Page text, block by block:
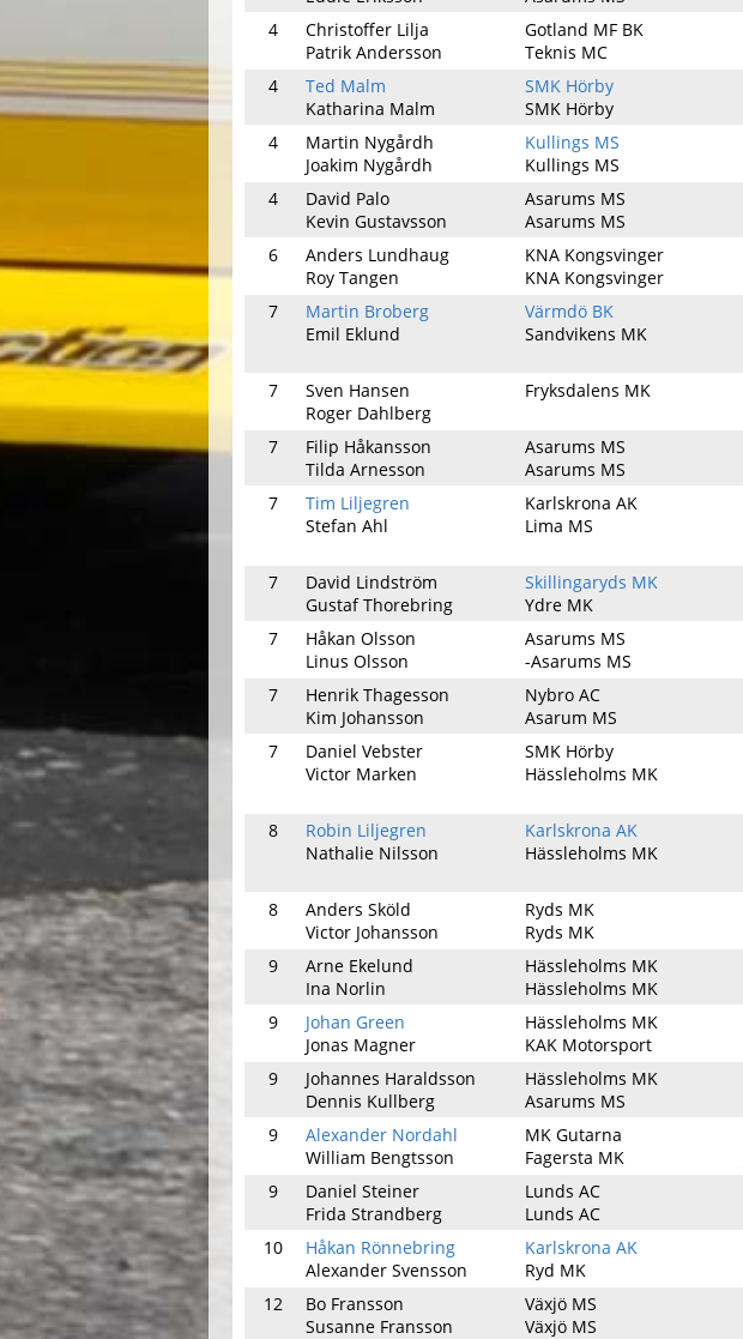
4
Christoffer Lilja
Patrik Andersson
Gotland MF BK
Teknis MC
4
Ted Malm
Katharina Malm
SMK Hörby
SMK Hörby
4
Martin Nygårdh
Joakim Nygårdh
Kullings MS
Kullings MS
4
David Palo
Kevin Gustavsson
Asarums MS
Asarums MS
6
Anders Lundhaug
Roy Tangen
KNA Kongsvinger
KNA Kongsvinger
7
Martin Broberg
Emil Eklund
Värmdö BK
Sandvikens MK
7
Sven Hansen
Roger Dahlberg
Fryksdalens MK
7
Filip Håkansson
Tilda Arnesson
Asarums MS
Asarums MS
7
Tim Liljegren
Stefan Ahl
Karlskrona AK
Lima MS
7
David Lindström
Gustaf Thorebring
Skillingaryds MK
Ydre MK
7
Håkan Olsson
Linus Olsson
Asarums MS
-Asarums MS
7
Henrik Thagesson
Kim Johansson
Nybro AC
Asarum MS
7
Daniel Vebster
Victor Marken
SMK Hörby
Hässleholms MK
8
Robin Liljegren
Nathalie Nilsson
Karlskrona AK
Hässleholms MK
8
Anders Sköld
Victor Johansson
Ryds MK
Ryds MK
9
Arne Ekelund
Ina Norlin
Hässleholms MK
Hässleholms MK
9
Johan Green
Jonas Magner
Hässleholms MK
KAK Motorsport
9
Johannes Haraldsson
Dennis Kullberg
Hässleholms MK
Asarums MS
9
Alexander Nordahl
William Bengtsson
MK Gutarna
Fagersta MK
9
Daniel Steiner
Frida Strandberg
Lunds AC
Lunds AC
10
Håkan Rönnebring
Alexander Svensson
Karlskrona AK
Ryd MK
12
Bo Fransson
Susanne Fransson
Växjö MS
Växjö MS